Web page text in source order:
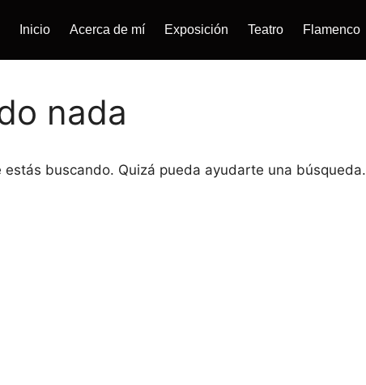
Inicio Acerca de mí Exposición Teatro Flamenco
nada
buscando. Quizá pueda ayudarte una búsqueda.